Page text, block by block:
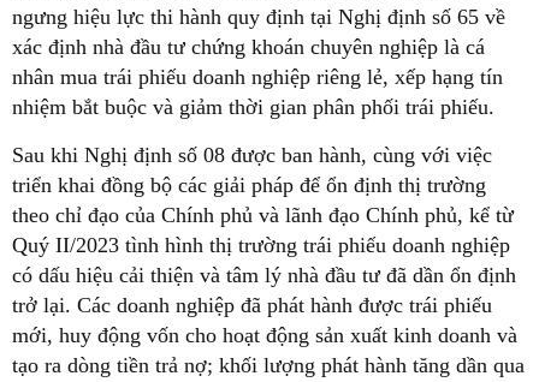
ngưng hiệu lực thi hành quy định tại Nghị định số 65 về
xác định nhà đầu tư chứng khoán chuyên nghiệp là cá
nhân mua trái phiếu doanh nghiệp riêng lẻ, xếp hạng tín
nhiệm bắt buộc và giảm thời gian phân phối trái phiếu.
Sau khi Nghị định số 08 được ban hành, cùng với việc
triển khai đồng bộ các giải pháp để ổn định thị trường
theo chỉ đạo của Chính phủ và lãnh đạo Chính phủ, kể từ
Quý II/2023 tình hình thị trường trái phiếu doanh nghiệp
có dấu hiệu cải thiện và tâm lý nhà đầu tư đã dần ổn định
trở lại. Các doanh nghiệp đã phát hành được trái phiếu
mới, huy động vốn cho hoạt động sản xuất kinh doanh và
tạo ra dòng tiền trả nợ; khối lượng phát hành tăng dần qua